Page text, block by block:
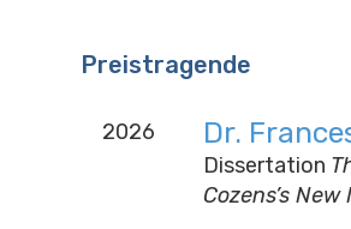
Preistragende
2026 Dr.
Dissertation
Cozens’s